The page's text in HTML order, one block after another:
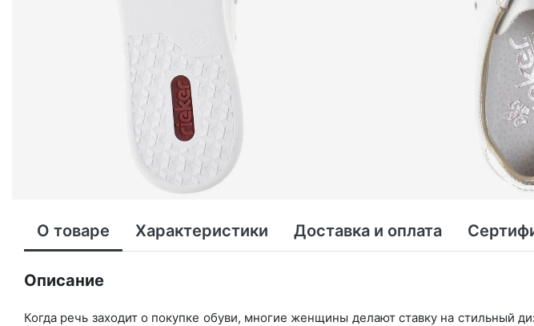
О товаре Характеристики Доставка и оплата
Описание
Когда речь заходит о покупке обуви, многие женщины делают ставку на стильный